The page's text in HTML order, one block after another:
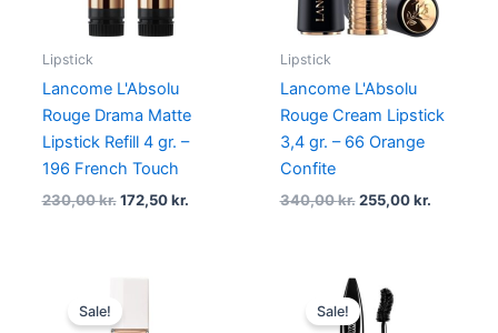
Lipstick
Lancome L'Absolu
Rouge Drama Matte
Lipstick Refill 4 gr. –
196 French Touch
230,00kr. 172,50kr.
Lipstick
Lancome L'Absolu
Rouge Cream Lipstick
3,4 gr. – 66 Orange
Confite
340,00kr. 255,00kr.
Sale!
Original
was:
Sale!
Original
price
was: